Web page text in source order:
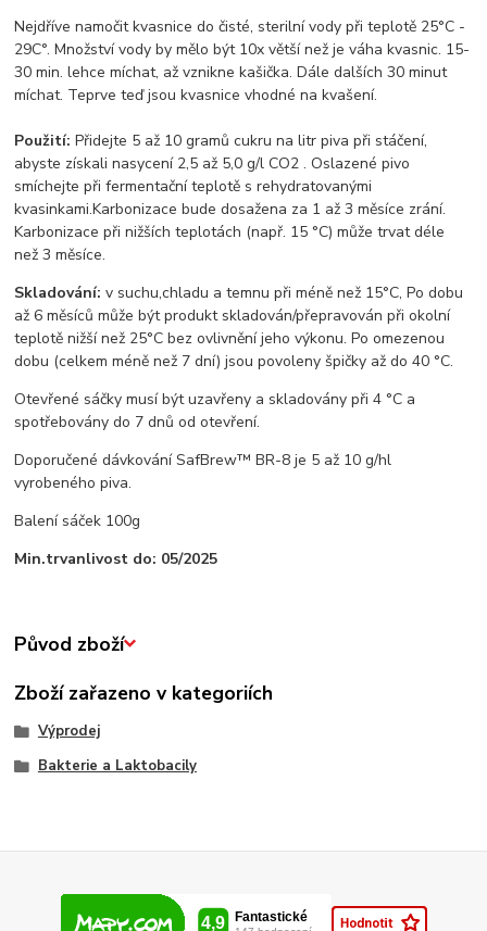
Nejdříve namočit kvasnice do čisté, sterilní vody při teplotě 25°C -
29C°. Množství vody by mělo být 10x větší než je váha kvasnic. 15-
30 min. lehce míchat, až vznikne kašička. Dále dalších 30 minut
míchat. Teprve teď jsou kvasnice vhodné na kvašení.
Použití:Přidejte 5 až 10 gramů cukru na litr piva při stáčení,
abyste získali nasycení 2,5 až 5,0 g/l CO2 . Oslazené pivo
smíchejte při fermentační teplotě s rehydratovanými
kvasinkami.Karbonizace bude dosažena za 1 až 3 měsíce zrání.
Karbonizace při nižších teplotách (např. 15 °C) může trvat déle
než 3 měsíce.
Skladování:v suchu,chladu a temnu při méně než 15°C,Po dobu
až 6 měsíců může být produkt skladován/přepravován při okolní
teplotě nižší než 25°C bez ovlivnění jeho výkonu. Po omezenou
dobu (celkem méně než 7 dní) jsou povoleny špičky až do 40 °C.
Otevřené sáčky musí být uzavřeny a skladovány při 4 °C a
spotřebovány do 7 dnů od otevření.
Doporučené dávkování SafBrew™ BR-8 je 5 až 10 g/hl
vyrobeného piva.
Balení sáček 100g
Min.trvanlivost do: 05/2025
Původ zboží
Zboží zařazeno v kategoriích
Výprodej
Bakterie a Laktobacily